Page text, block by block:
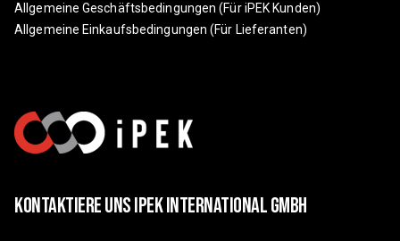
Allgemeine Geschäftsbedingungen (Für iPEK Kunden)
Allgemeine Einkaufsbedingungen (Für Lieferanten)
Kontaktiere Uns IPEK International GmbH